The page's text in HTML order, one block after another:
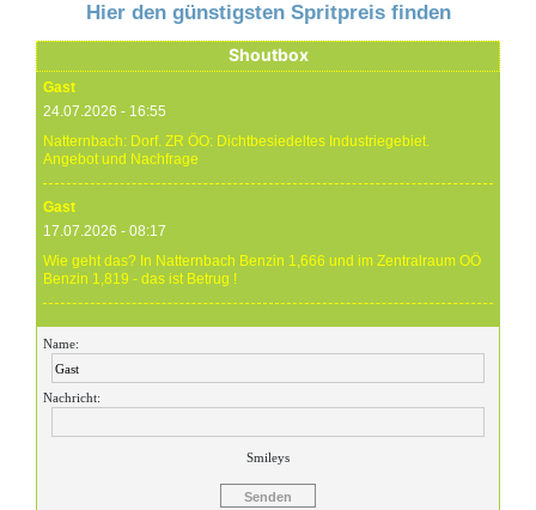
Hier den günstigsten Spritpreis finden
Shoutbox
Gast
24.07.2026 - 16:55
Natternbach: Dorf. ZR ÖO: Dichtbesiedeltes Industriegebiet.
Angebot und Nachfrage
Gast
17.07.2026 - 08:17
Wie geht das? In Natternbach Benzin 1,666 und im Zentralraum OÖ
Benzin 1,819 - das ist Betrug !
Gast
17.07.2026 - 07:05
Eure Preise eher Märchenstunde :-) Vorort nix zu sehen !
24.06.26 20.00 Uhr OMV Attnang: Der hier angegebene Dieselpreis
mit 1,699 ist aktuell ein viel höherer....
Name:
Nachricht:
Smileys